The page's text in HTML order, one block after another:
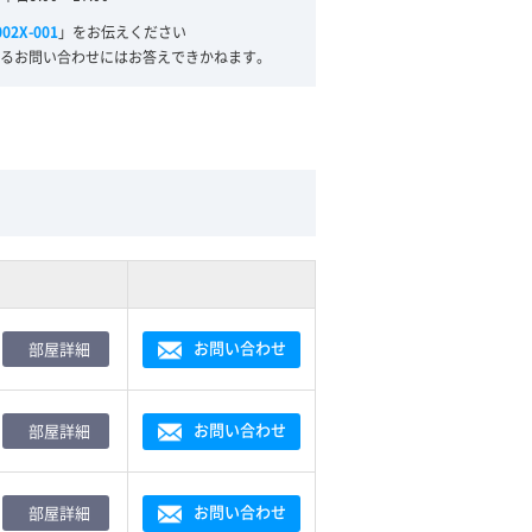
001」をお伝えください
問い合わせにはお答えできかねます。
部屋詳細 お問い合わせ
部屋詳細 お問い合わせ
部屋詳細 お問い合わせ